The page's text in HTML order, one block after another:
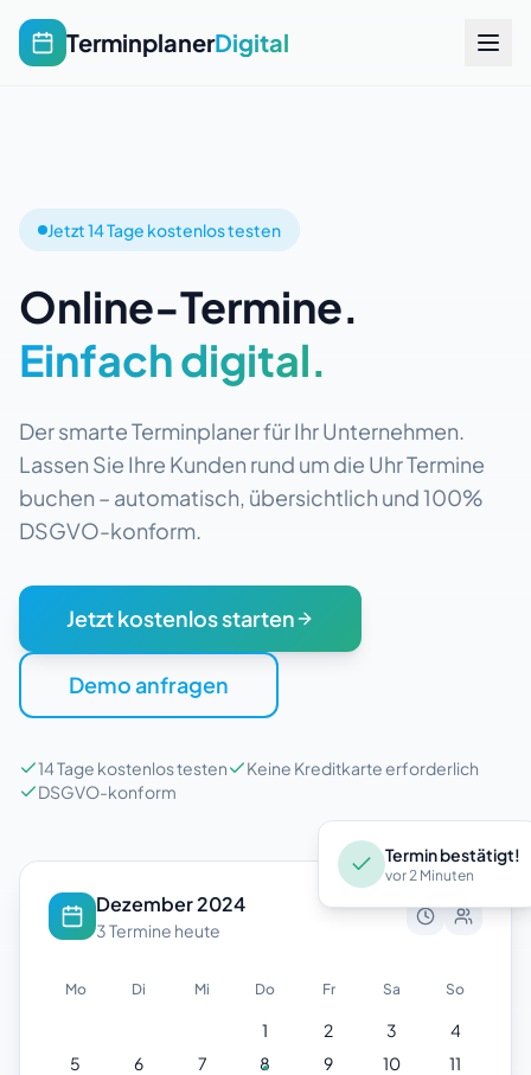
TerminplanerDigital
Jetzt 14 Tage kostenlos testen
Online-Termine.
Einfach digital.
Der smarte Terminplaner für Ihr Unternehmen.
Lassen Sie Ihre Kunden rund um die Uhr Termine
buchen – automatisch, übersichtlich und 100%
DSGVO-konform.
Jetzt kostenlos starten
Demo anfragen
14 Tage kostenlos testen
Keine Kreditkarte erforderlich
DSGVO-konform
Dezember 2024
3 Termine heute
Mo Di Mi Do Fr Sa So
1 2 3
4
5
6 7 8 9 10
11
Termin bestätigt!
vor 2 Minuten